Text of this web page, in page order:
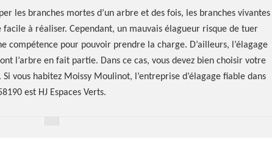
les branches mortes d’un arbre et des fois, les branches vivantes
à réaliser. Cependant, un mauvais élagueur risque de tuer
compétence pour pouvoir prendre la charge. D’ailleurs, l’élagage
l’arbre en fait partie. Dans ce cas, vous devez bien choisir votre
vous habitez Moissy Moulinot, l’entreprise d’élagage fiable dans
est HJ Espaces Verts.